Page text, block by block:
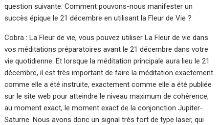
question suivante. Comment pouvons-nous manifester un
succès épique le 21 décembre en utilisant la Fleur de Vie ?
Cobra : La Fleur de vie, vous pouvez utiliser La Fleur de vie dans
vos méditations préparatoires avant le 21 décembre dans votre
vie quotidienne. Et lorsque la méditation principale aura lieu le 21
décembre, il est très important de faire la méditation exactement
comme elle a été instruite, exactement comme elle a été publiée
sur le site web pour atteindre le niveau maximum de cohérence,
au moment exact, le moment exact de la conjonction Jupiter-
Saturne. Nous avons donc un signal très fort de type laser, qui